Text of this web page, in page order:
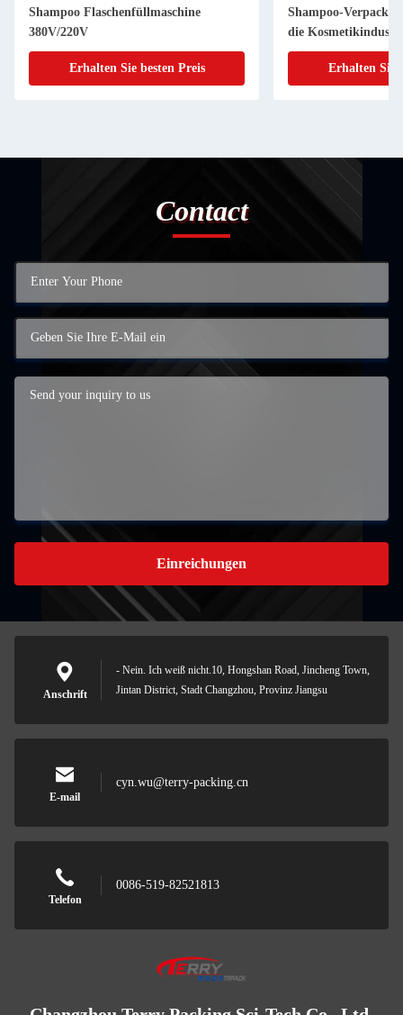
Shampoo Flaschenfüllmaschine
380V/220V
Erhalten Sie besten Preis
Shampoo-
die
Erhalten Sie
Contact
Einreichungen
Anschrift
- Nein. Ich weiß nicht.10, Hongshan Road, Jincheng Town,
Jintan District, Stadt Changzhou, Provinz Jiangsu
E-mail
cyn.wu@terry-packing.cn
Telefon
0086-519-82521813